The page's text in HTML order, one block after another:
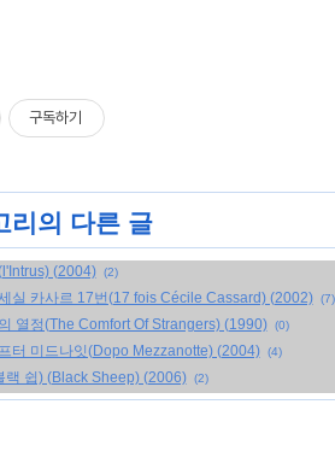
구독하기
리의 다른 글
(2004) (2)
실 카사르 17번(17 fois Cécile Cassard) (2002) (7)
열정(The Comfort Of Strangers) (1990) (0)
터 미드나잇(Dopo Mezzanotte) (2004) (4)
랙 쉽) (Black Sheep) (2006) (2)